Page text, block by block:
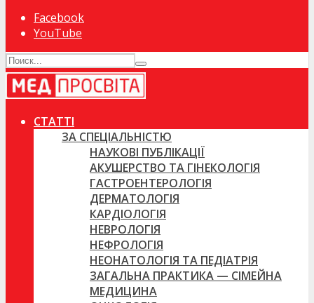
Facebook
YouTube
СТАТТІ
ЗА СПЕЦІАЛЬНІСТЮ
НАУКОВІ ПУБЛІКАЦІЇ
АКУШЕРСТВО ТА ГІНЕКОЛОГІЯ
ГАСТРОЕНТЕРОЛОГІЯ
ДЕРМАТОЛОГІЯ
КАРДІОЛОГІЯ
НЕВРОЛОГІЯ
НЕФРОЛОГІЯ
НЕОНАТОЛОГІЯ ТА ПЕДІАТРІЯ
ЗАГАЛЬНА ПРАКТИКА — СІМЕЙНА
МЕДИЦИНА